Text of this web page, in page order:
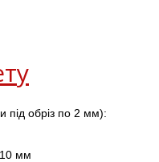
під обріз по 2 мм
мм